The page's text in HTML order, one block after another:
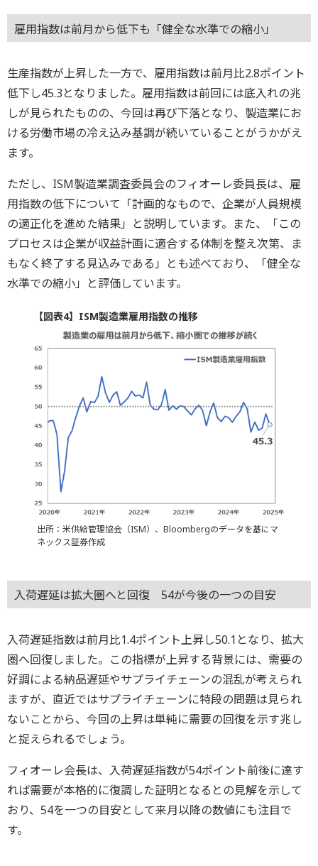
雇用指数は前月から低下も「健全な水準での縮小」
生産指数が上昇した一方で、雇用指数は前月比2.8ポイント
低下し45.3となりました。雇用指数は前回には底入れの兆
しが見られたものの、今回は再び下落となり、製造業にお
ける労働市場の冷え込み基調が続いていることがうかがえ
ます。
ただし、ISM製造業調査委員会のフィオーレ委員長は、雇
用指数の低下について「計画的なもので、企業が人員規模
の適正化を進めた結果」と説明しています。また、「この
プロセスは企業が収益計画に適合する体制を整え次第、ま
もなく終了する見込みである」とも述べており、「健全な
水準での縮小」と評価しています。
【図表4】ISM製造業雇用指数の推移
出所：米供給管理協会（ISM）、Bloombergのデータを基にマ
ネックス証券作成
入荷遅延は拡大圏へと回復 54が今後の一つの目安
入荷遅延指数は前月比1.4ポイント上昇し50.1となり、拡大
圏へ回復しました。この指標が上昇する背景には、需要の
好調による納品遅延やサプライチェーンの混乱が考えられ
ますが、直近ではサプライチェーンに特段の問題は見られ
ないことから、今回の上昇は単純に需要の回復を示す兆し
と捉えられるでしょう。
フィオーレ会長は、入荷遅延指数が54ポイント前後に達す
れば需要が本格的に復調した証明となるとの見解を示して
おり、54を一つの目安として来月以降の数値にも注目で
す。